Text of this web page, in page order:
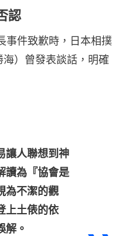
認
事件致歉時，日本相撲
）曾發表談話，明確
讓人聯想到神
讀為『協會是
為不潔的觀
上土俵的依
解。